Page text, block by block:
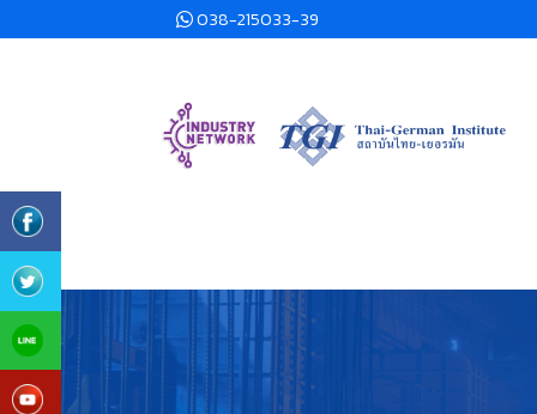
038-215033-39